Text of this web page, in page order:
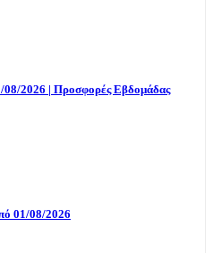
2026 | Προσφορές Εβδομάδας
01/08/2026